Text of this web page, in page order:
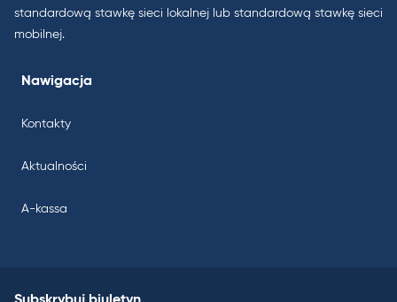
standardową stawkę sieci lokalnej lub standardową stawkę sieci
mobilnej.
Nawigacja
Kontakty
Aktualności
A-kassa